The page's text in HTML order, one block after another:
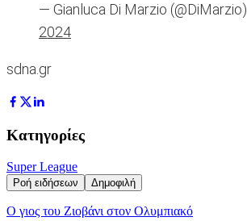
— Gianluca Di Marzio (@DiMarzio)
2024
sdna.gr
Κατηγορίες
Super League
Ροή ειδήσεων Δημοφιλή
Ο γιος του Ζιοβάνι στον Ολυμπιακό